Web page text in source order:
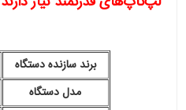
برند سازنده دستگاه
مدل دستگاه